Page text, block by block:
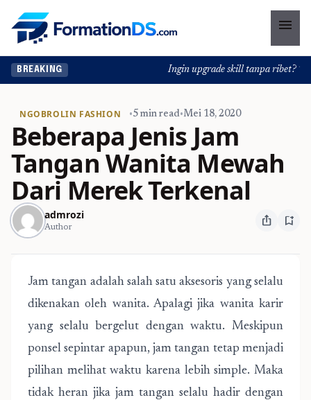
menu
BREAKING Ingin upgrade skill tanpa ribet?
NGOBROLIN FASHION •5 min read•Mei 18, 2020
Beberapa Jenis Jam
Tangan Wanita Mewah
Dari Merek Terkenal
admrozi
Author ios_share bookmark_add
Jam tangan adalah salah satu aksesoris yang selalu
dikenakan oleh wanita. Apalagi jika wanita karir
yang selalu bergelut dengan waktu. Meskipun
ponsel sepintar apapun, jam tangan tetap menjadi
pilihan melihat waktu karena lebih simple. Maka
tidak heran jika jam tangan selalu hadir dengan